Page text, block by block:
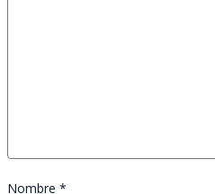
Nombre *